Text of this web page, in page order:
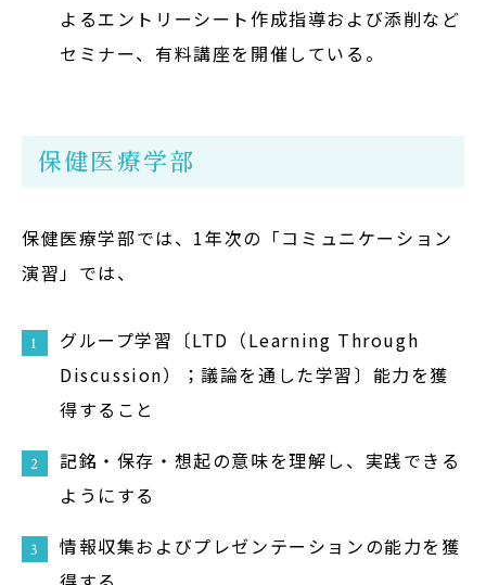
よるエントリーシート作成指導および添削など
セミナー、有料講座を開催している。
保健医療学部
保健医療学部では、1年次の「コミュニケーション
演習」では、
グループ学習〔LTD（Learning Through
Discussion）；議論を通した学習〕能力を獲
得すること
記銘・保存・想起の意味を理解し、実践できる
ようにする
情報収集およびプレゼンテーションの能力を獲